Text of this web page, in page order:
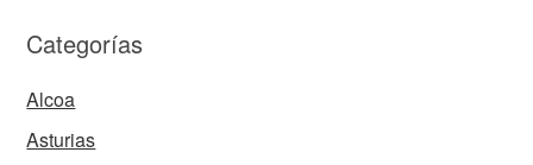
Categorías
Alcoa
Asturias